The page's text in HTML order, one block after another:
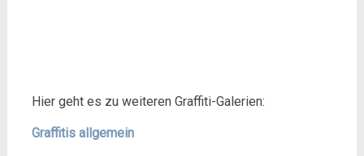
Hier geht es zu weiteren Graffiti-Galerien:
Graffitis allgemein